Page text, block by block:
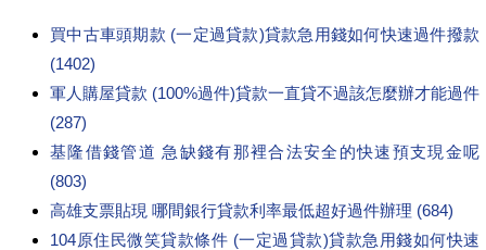
買中古車頭期款 (一定過貸款)貸款急用錢如何快速過件撥款
(1402)
軍人購屋貸款 (100%過件)貸款一直貸不過該怎麼辦才能過件
(287)
基隆借錢管道 急缺錢有那裡合法安全的快速預支現金呢
(803)
高雄支票貼現 哪間銀行貸款利率最低超好過件辦理 (684)
104原住民微笑貸款條件 (一定過貸款)貸款急用錢如何快速